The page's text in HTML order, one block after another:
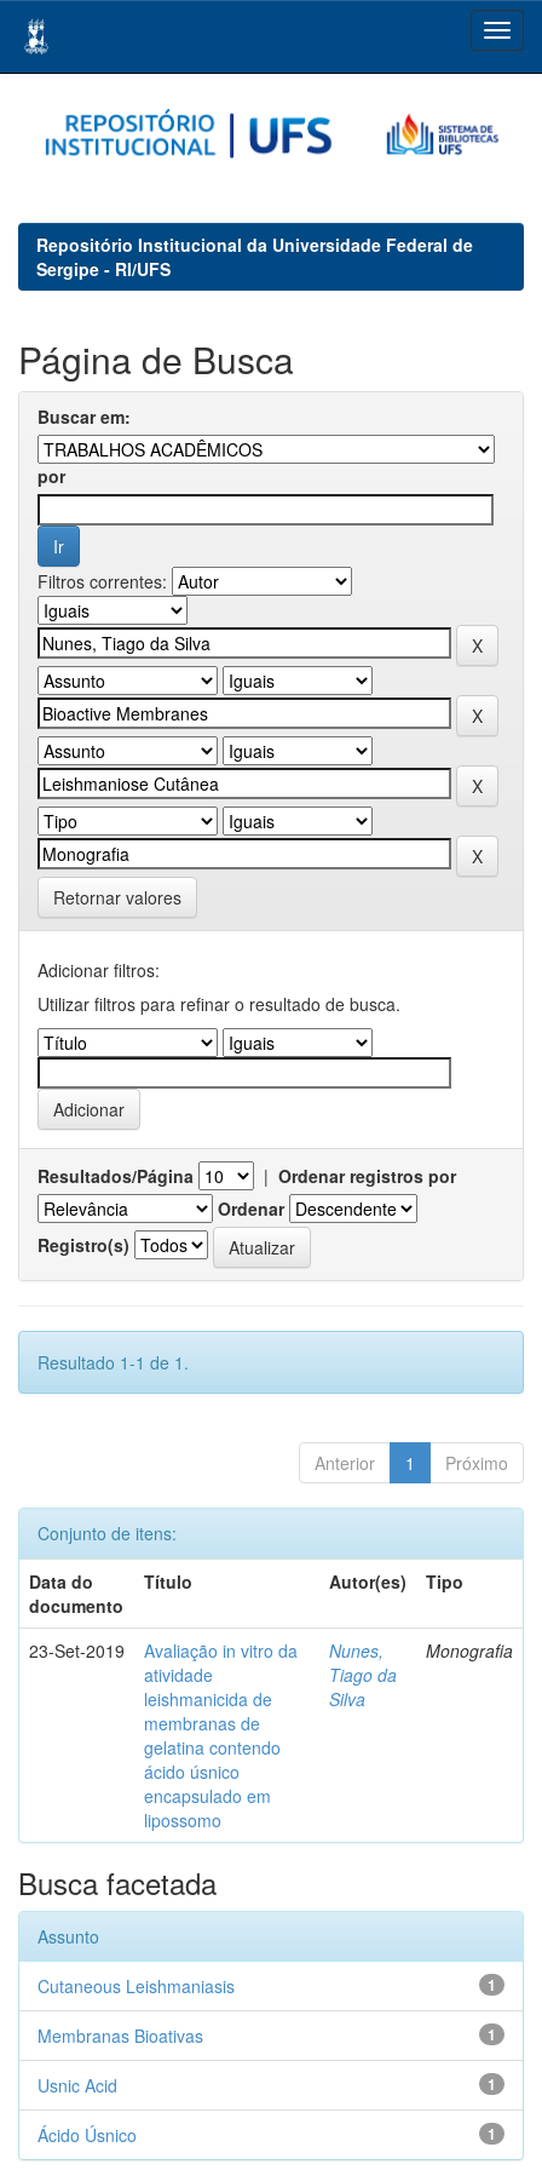
navigation
Repositório Institucional da Universidade Federal de
Sergipe - RI/UFS
Página de Busca
Buscar em:
por
Filtros correntes:
Retornar valores
Adicionar filtros:
Utilizar filtros para refinar o resultado de busca.
Resultados/Página | Ordenar registros por
Ordenar
Registro(s)
Resultado 1-1 de 1.
Anterior 1 Próximo
Conjunto de itens:
Data do
documento
Título Autor(es) Tipo
23-Set-2019
Avaliação in vitro da
atividade
leishmanicida de
membranas de
gelatina contendo
ácido úsnico
encapsulado em
lipossomo
Nunes,
Tiago da
Silva
Monografia
Busca facetada
Assunto
1
Cutaneous Leishmaniasis
1
Membranas Bioativas
1
Usnic Acid
1
Ácido Úsnico